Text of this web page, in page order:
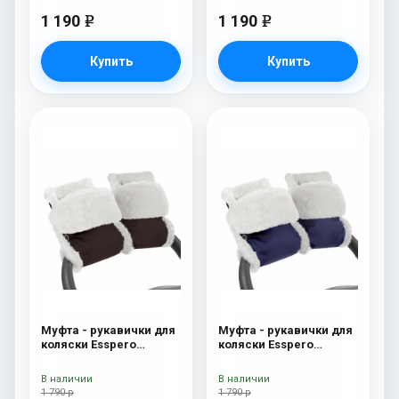
1 190 e
Купить
1 190 e
Купить
Муфта - рукавички для
коляски Esspero
шерсть) Chocolat
1 790 р
В наличии
Муфта - рукавички для
коляски Esspero
шерсть) Navy
1 790 р
В наличии